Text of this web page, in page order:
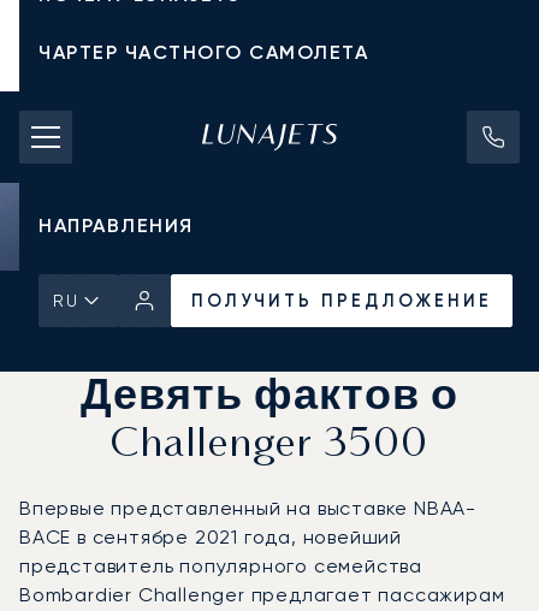
ЧАРТЕР ЧАСТНОГО САМОЛЕТА
СТОИМОСТЬ ЧАРТЕРА
ЧАСТНЫЕ САМОЛЕТЫ
НАПРАВЛЕНИЯ
RU
ПОЛУЧИТЬ ПРЕДЛОЖЕНИЕ
ПОЛУЧИТЬ ПРЕДЛОЖЕНИЕ
Главная Новости и Инсайты
Девять фактов о
Challenger 3500
Впервые представленный на выставке NBAA-
BACE в сентябре 2021 года, новейший
представитель популярного семейства
Bombardier Challenger предлагает пассажирам